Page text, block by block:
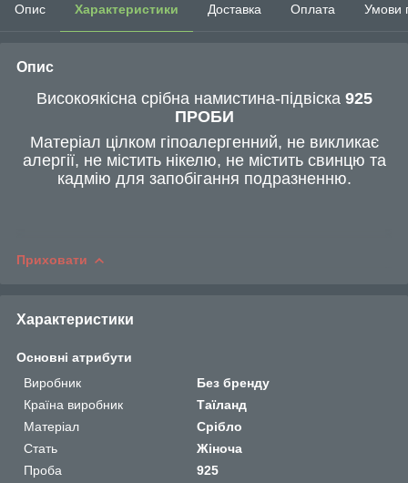
Опис Характеристики Доставка Оплата Умови
Опис
Високоякісна срібна намистина-підвіска 925
ПРОБИ
Матеріал цілком гіпоалергенний, не викликає
алергії, не містить нікелю, не містить свинцю та
кадмію для запобігання подразненню.
Приховати
Характеристики
Основні атрибути
Виробник
Без бренду
Країна виробник
Таїланд
Матеріал
Срібло
Стать
Жіноча
Проба
925